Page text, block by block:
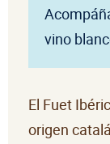
vino
El Fuet
origen